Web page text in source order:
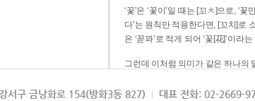
‘꽃’은 ‘꽃이’일 때는 [꼬ㅊ]으로, ‘
다’는 원칙만 적용한다면, [꼬치]로 소리 나는 말은 ‘꼬치’로, [꼰만]으로
은 ‘꼳꽈’로 적게 되어 ‘꽃[花]’이라
그런데 이처럼 의미가 같은 하나의
되게 적는 것이 의미를 파악하는 데
서구 금낭화로 154(방화3동 827) 대표 전화: 02-2669-